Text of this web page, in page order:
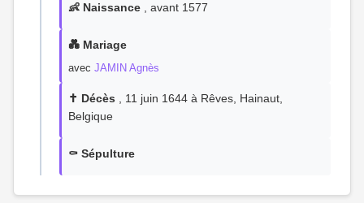
👶 Naissance , avant 1577
💑 Mariage
avec JAMIN Agnès
✝️ Décès , 11 juin 1644 à Rêves, Hainaut,
Belgique
⚰️ Sépulture